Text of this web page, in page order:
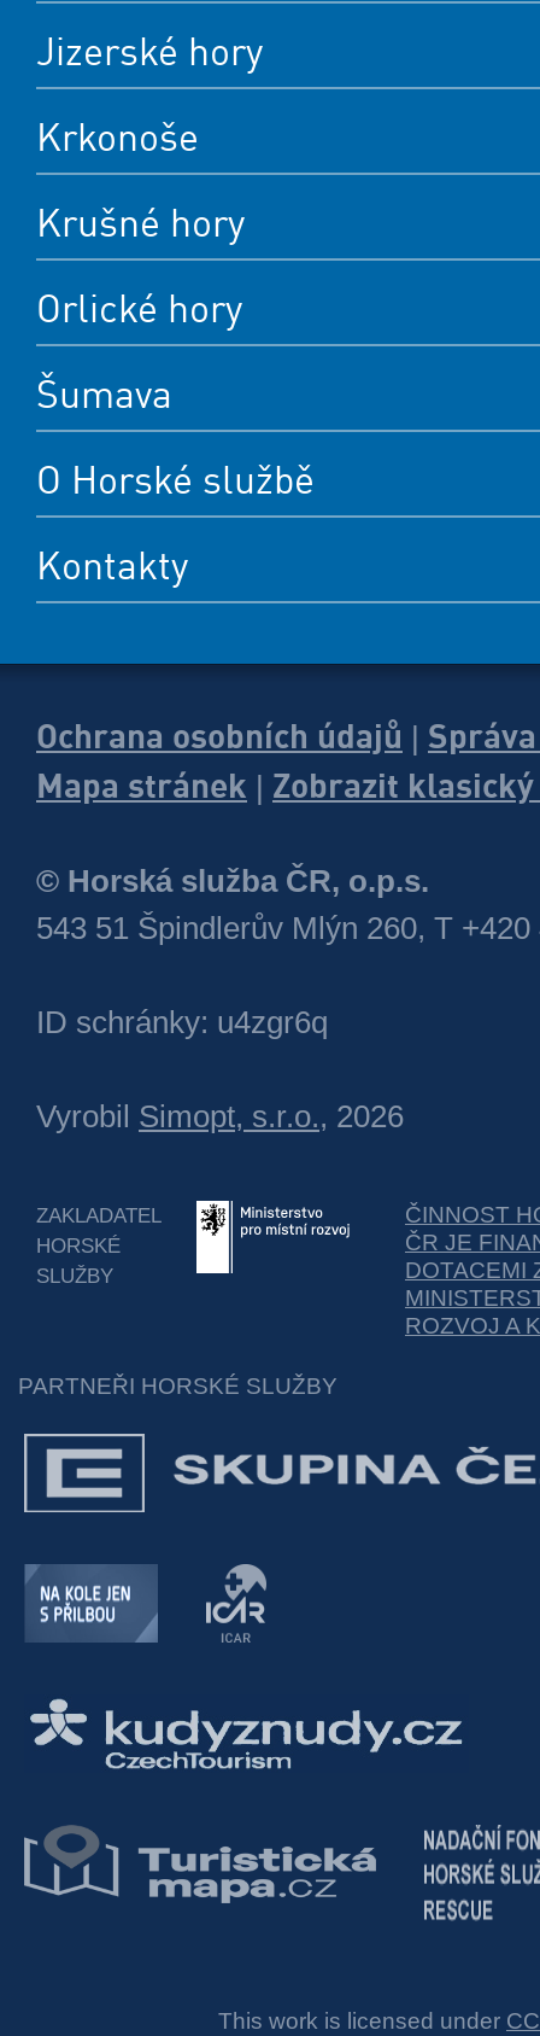
Jizerské hory
Krkonoše
Krušné hory
Orlické hory
Šumava
O Horské službě
Kontakty
Ochrana osobních údajů
Mapa stránek
Zobrazit
© Horská služba ČR, o.p.s.
543 51 Špindlerův Mlýn 260, T +420
ID schránky: u4zgr6q
Vyrobil Simopt, s.r.o., 2026
ZAKLADATEL
HORSKÉ
SLUŽBY
ČINNOST
ČR JE
DOTACEMI
ROZVOJ A
PARTNEŘI HORSKÉ SLUŽBY
This work is licensed under